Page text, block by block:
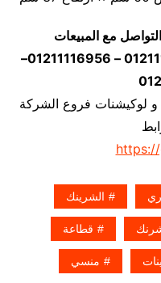
مع المبيعات
موبايل 01211116954 – 01211116955 – 01211116956–
و لوكيشنات فروع الشركة
الشرينك
قطاعة
منسي